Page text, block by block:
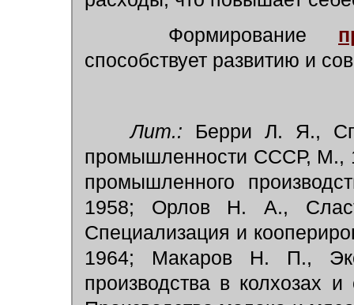
Формирование
способствует развитию и
Лит.: Берри Л. Я.,
промышленности СССР, М.,
промышленного
1958; Орлов Н. А.,
Специализация и
1964; Макаров Н. П.,
производства в